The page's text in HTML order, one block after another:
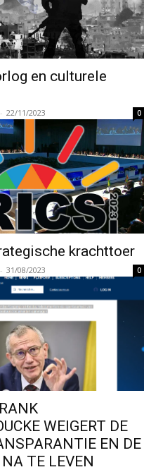
en culturele
- 22/11/2023 0
krachttoer
- 31/08/2023 0
WEIGERT DE
EN DE
TE LEVEN